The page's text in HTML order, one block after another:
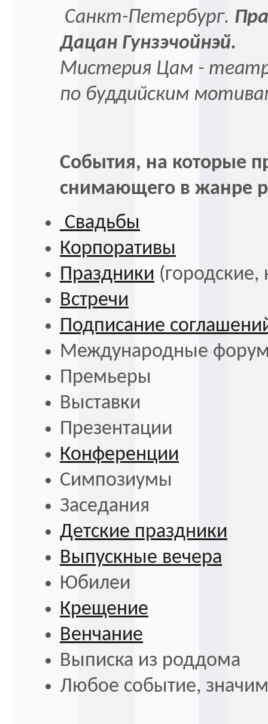
Санкт-Петербург.
Дацан Гунзэчойнэй.
Мистерия Цам -
по буддийским
События, на которые
снимающего в жанре
Свадьбы
Корпоративы
Праздники
Встречи
Подписание
Международные
Премьеры
Выставки
Презентации
Конференции
Симпозиумы
Заседания
Детские праздники
Выпускные вечера
Юбилеи
Крещение
Венчание
Выписка из роддома
Любое событие,